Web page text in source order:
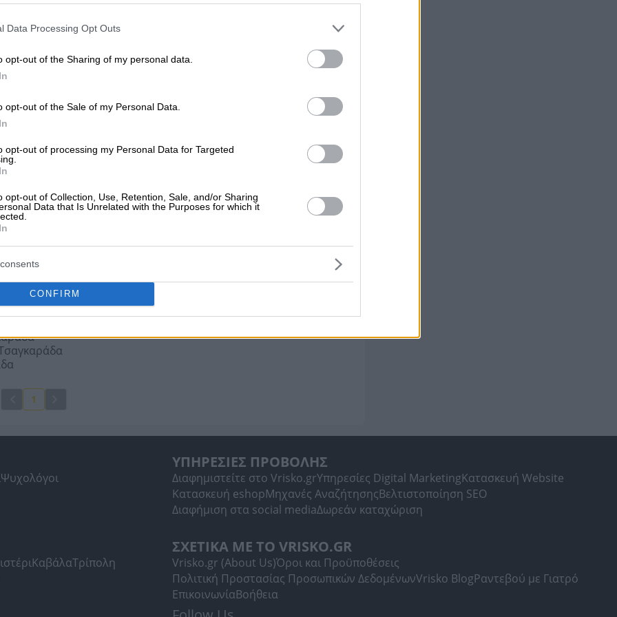
Data Processing Opt Outs
opt-out of the Sharing of my personal data.
opt-out of the Sale of my Personal Data.
opt-out of processing my Personal Data for Targeted
opt-out of Collection, Use, Retention, Sale, and/or Sharing
Data that Is Unrelated with the Purposes for which it
CONFIRM
&
Τσαγκαράδα
Κατάλογοι
Τσαγκαράδα
Τσαγκαράδα
Τουριστικές
Τσαγκαράδα
Τσαγκαράδα
Υγείας
Τέχνης
Αρτοζαχαροπλαστεία Τσαγκαράδα
Παραδοσιακοί Ξενώνες Τσαγκαράδα
Φυτώρια Τσαγκαράδα
Μοντέρνα & Δημιουργική Κουζίνα
Τσαγκαράδα
Διαμονή Τσαγκαράδα
ΕΛΤΑ Courier Τσαγκαράδα
Extreme Sports - Υπαίθριες
Οικοδομικά Υλικά Τσαγκαράδα
1
Ψυχολόγοι
ΥΠΗΡΕΣΙΕΣ ΠΡΟΒΟΛΗΣ
Διαφημιστείτε στο Vrisko.grΥπηρεσίες Digital MarketingΚατασκευή Website
Κατασκευή eshopΜηχανές ΑναζήτησηςΒελτιστοποίηση SEO
Διαφήμιση στα social mediaΔωρεάν καταχώριση
ΚαβάλαΤρίπολη
ΣΧΕΤΙΚΑ ΜΕ ΤΟ VRISKO.GR
Vrisko.gr (About Us)Όροι και Προϋποθέσεις
Πολιτική Προστασίας Προσωπικών ΔεδομένωνVrisko BlogΡαντεβού με Γιατρό
ΕπικοινωνίαΒοήθεια